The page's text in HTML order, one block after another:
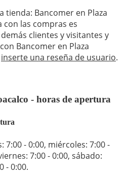
tienda: Bancomer en Plaza
con las compras es
clientes y visitantes y
Bancomer en Plaza
inserte una reseña de usuario.
- horas de apertura
7:00 - 0:00, miércoles: 7:00 -
7:00 - 0:00, sábado:
- 0:00.